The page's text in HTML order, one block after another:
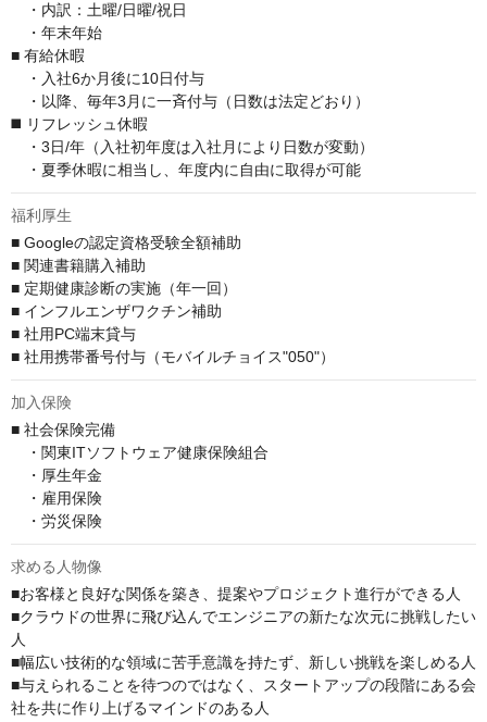
・内訳：土曜/日曜/祝日
・年末年始
■ 有給休暇
・入社6か月後に10日付与
・以降、毎年3月に一斉付与（日数は法定どおり）
◼️ リフレッシュ休暇
・3日/年（入社初年度は入社月により日数が変動）
・夏季休暇に相当し、年度内に自由に取得が可能
福利厚生
■ Googleの認定資格受験全額補助
■ 関連書籍購入補助
■ 定期健康診断の実施（年一回）
■ インフルエンザワクチン補助
■ 社用PC端末貸与
■ 社用携帯番号付与（モバイルチョイス"050"）
加入保険
■ 社会保険完備
・関東ITソフトウェア健康保険組合
・厚生年金
・雇用保険
・労災保険
求める人物像
■お客様と良好な関係を築き、提案やプロジェクト進行ができる人
■クラウドの世界に飛び込んでエンジニアの新たな次元に挑戦したい
人
■幅広い技術的な領域に苦手意識を持たず、新しい挑戦を楽しめる人
■与えられることを待つのではなく、スタートアップの段階にある会
社を共に作り上げるマインドのある人